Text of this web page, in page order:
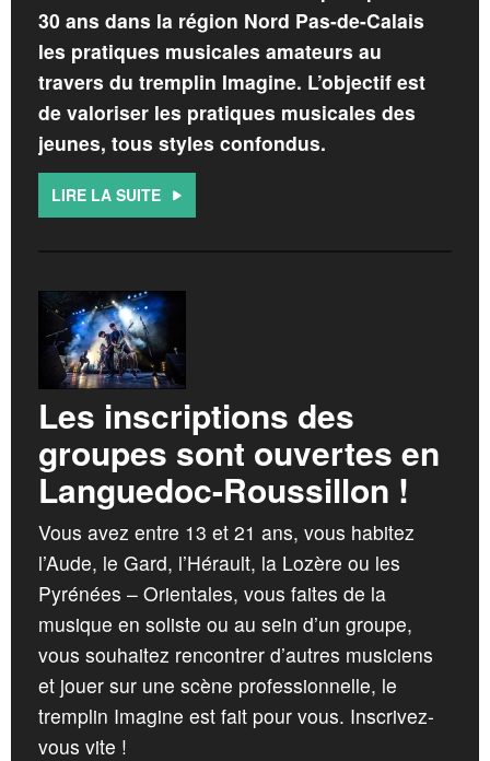
30 ans dans la région Nord Pas-de-Calais
les pratiques musicales amateurs au
travers du tremplin Imagine. L’objectif est
de valoriser les pratiques musicales des
jeunes, tous styles confondus.
LIRE LA SUITE
Les inscriptions des
groupes sont ouvertes en
Languedoc-Roussillon !
Vous avez entre 13 et 21 ans, vous habitez
l’Aude, le Gard, l’Hérault, la Lozère ou les
Pyrénées – Orientales, vous faites de la
musique en soliste ou au sein d’un groupe,
vous souhaitez rencontrer d’autres musiciens
et jouer sur une scène professionnelle, le
tremplin Imagine est fait pour vous. Inscrivez-
vous vite !